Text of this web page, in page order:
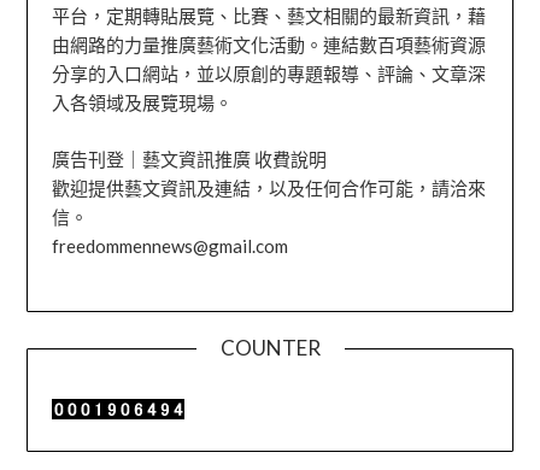
平台，定期轉貼展覽、比賽、藝文相關的最新資訊，藉
由網路的力量推廣藝術文化活動。連結數百項藝術資源
分享的入口網站，並以原創的專題報導、評論、文章深
入各領域及展覽現場。
廣告刊登｜藝文資訊推廣 收費說明
歡迎提供藝文資訊及連結，以及任何合作可能，請洽來
信。
freedommennews@gmail.com
COUNTER